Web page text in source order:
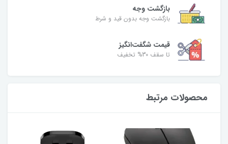
بازگشت وجه
بازگشت وجه بدون قید و شرط
قیمت شگفت‌انگیز
تا سقف 30% تخفیف
محصولات مرتبط